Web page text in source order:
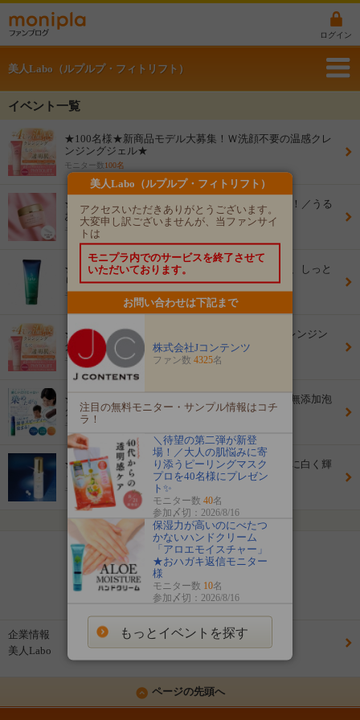
ログイン
美人Labo（ルプルプ・フィトリフト）
イベント一覧
★100名様★新商品モデル大募集！Ｗ洗顔不要の温感クレ
ンジングジェル★
モニター数100名
★100名様★ツヤ肌モデル大募集＼10秒でピーン！／うる
おいオールインワンジェル
モニター数
★100名様★艶髪美人モデル大募集！染めるたび、しっと
りうるおう無添加白髪染め★
★ＩＧユーザー様限定【フィトリフト ホットクレンジン
グジェル】フォトコンテスト★
モニター数 100名
★100名様プレゼント★新商品モニター大募集！無添加泡
タイプの白髪染め
モニター数
★100名様★新商品モデル大募集！パールのように白く輝
く肌に整える美容液★
モニター数100名
5 / 12 ページ
前へ 次へ
ページ目へ移動
企業情報
美人Labo
美人Labo（ルプルプ・フィトリフト）
アクセスいただきありがとうございます。
大変申し訳ございませんが、当ファンサイ
トは
モニプラ内でのサービスを終了させて
いただいております。
お問い合わせは下記まで
株式会社Jコンテンツ
ファン数 4325名
注目の無料モニター・サンプル情報はコチ
ラ！
＼待望の第二弾が新登
場！／大人の肌悩みに寄
り添うピーリングマスク
プロを40名様にプレゼン
ト✨
モニター数 40名
参加〆切：2026/8/16
保湿力が高いのにべたつ
かないハンドクリーム
「アロエモイスチャー」
★おハガキ返信モニター
様
モニター数 10名
参加〆切：2026/8/16
もっとイベントを探す
ページの先頭へ